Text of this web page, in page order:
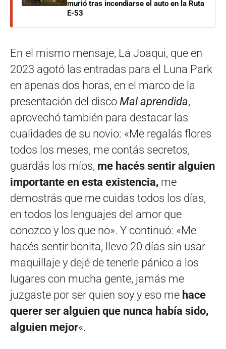
murió tras incendiarse el auto en la Ruta
E-53
En el mismo mensaje, La Joaqui, que en
2023 agotó las entradas para el Luna Park
en apenas dos horas, en el marco de la
presentación del disco Mal aprendida,
aprovechó también para destacar las
cualidades de su novio: «Me regalás flores
todos los meses, me contás secretos,
guardás los míos, me hacés sentir alguien
importante en esta existencia, me
demostrás que me cuidas todos los días,
en todos los lenguajes del amor que
conozco y los que no». Y continuó: «Me
hacés sentir bonita, llevo 20 días sin usar
maquillaje y dejé de tenerle pánico a los
lugares con mucha gente, jamás me
juzgaste por ser quien soy y eso me hace
querer ser alguien que nunca había sido,
alguien mejor«.